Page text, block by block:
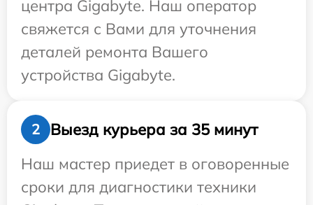
центра Gigabyte. Наш оператор
свяжется с Вами для уточнения
деталей ремонта Вашего
устройства Gigabyte.
2
Выезд курьера за 35 минут
Наш мастер приедет в оговоренные
сроки для диагностики техники